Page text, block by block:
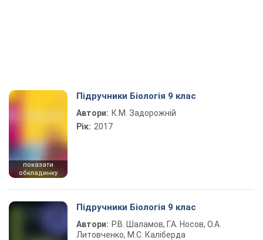
показати
обкладинку
Підручники Біологія 9 клас
Автори: К.М. Задорожній
Рік: 2017
Підручники Біологія 9 клас
Автори: Р.В. Шаламов, Г.А. Носов, О.А.
Литовченко, М.С. Каліберда